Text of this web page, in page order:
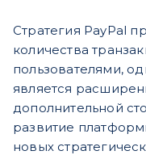
Cтратегия PayPal
количества
пользователями,
является
дополнительной
развитие
новых